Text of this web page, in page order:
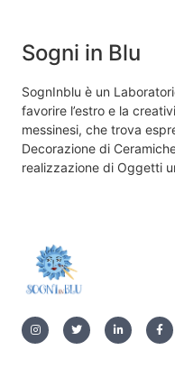
Sogni in Blu
SognInblu è un
favorire l’estro e la
messinesi, che trova
Decorazione di
realizzazione di Oggetti